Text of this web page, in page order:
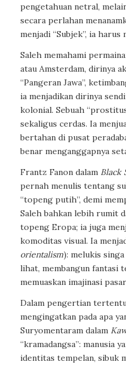
pengetahuan netral,
secara perlahan
menjadi “Subjek”, ia
Saleh memahami
atau Amsterdam, dirinya
“Pangeran Jawa”,
ia menjadikan dirinya
kolonial. Sebuah
sekaligus cerdas. Ia
bertahan di pusat
benar menganggapnya
Frantz Fanon dalam Black
pernah menulis tentang
“topeng putih”, demi
Saleh bahkan lebih rumit
topeng Eropa; ia juga
komoditas visual. Ia
orientalism): melukis
lihat, membangun fantasi
memuaskan imajinasi
Dalam pengertian
mengingatkan pada apa
Suryomentaram dalam
“kramadangsa”: manusia
identitas tempelan, sibuk